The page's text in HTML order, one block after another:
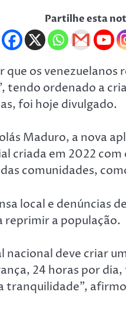
Partilhe esta
que os
tendo ordenado a
foi hoje divulgado.
Maduro, a nova
criada em 2022
comunidades,
local e denúncias
reprimir a população.
deve criar
24 horas por
tranquilidade”,